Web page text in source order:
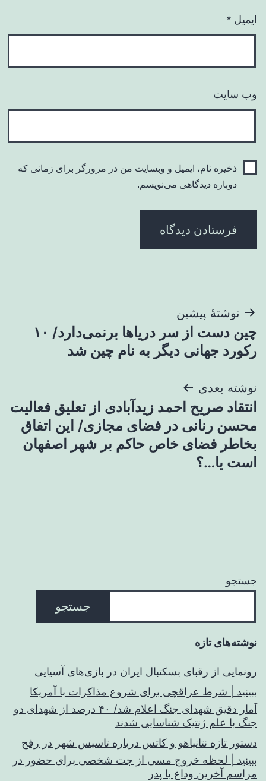
ایمیل *
وب‌ سایت
ذخیره نام، ایمیل و وبسایت من در مرورگر برای زمانی که
دوباره دیدگاهی می‌نویسم.
راهبری
نوشته
نوشتهٔ پیشین
چین دست از سر دریاها برنمی‌دارد/ ۱۰
رکورد جهانی دیگر به نام چین شد
نوشته بعدی
انتقاد صریح احمد زیدآبادی از تعلیق فعالیت
محسن رنانی در فضای مجازی/ این اتفاق
بخاطر فضای خاص حاکم بر شهر اصفهان
است یا…؟
جستجو
جستجو
نوشته‌های تازه
رونمایی از رقبای بسکتبال ایران در بازی‌های آسیایی
ببینید | شرط عراقچی برای شروع مذاکرات با آمریکا
آمار دقیق شهدای جنگ اعلام شد/ ۴۰ درصد از شهدای دو
جنگ با علم ژنتیک شناسایی شدند
دستور تازه نتانیاهو و کاتس درباره تاسیس شهر در رفح
ببینید | لحظه خروج مسی از جت شخصی برای حضور در
مراسم آخرین وداع با پدر